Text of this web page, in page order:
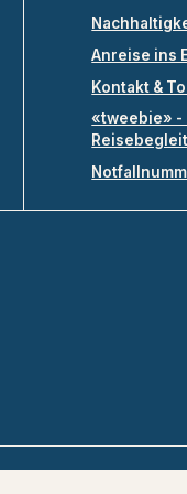
Anreise ins
Kontakt &
«tweebie» -